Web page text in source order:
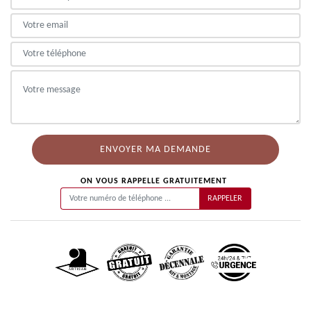
ON VOUS RAPPELLE GRATUITEMENT